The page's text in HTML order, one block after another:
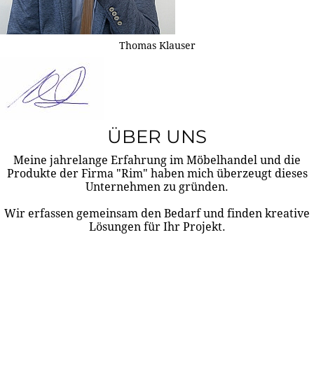
Thomas Klauser
ÜBER UNS
Meine jahrelange Erfahrung im Möbelhandel und die
Produkte der Firma "Rim" haben mich überzeugt dieses
Unternehmen zu gründen.
Wir erfassen gemeinsam den Bedarf und finden kreative
Lösungen für Ihr Projekt.